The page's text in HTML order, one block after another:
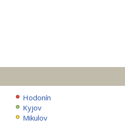
Hodonín
Kyjov
Mikulov